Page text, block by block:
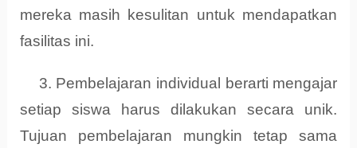
mereka masih kesulitan untuk mendapatkan
fasilitas ini.
3. Pembelajaran individual berarti mengajar
setiap siswa harus dilakukan secara unik.
Tujuan pembelajaran mungkin tetap sama